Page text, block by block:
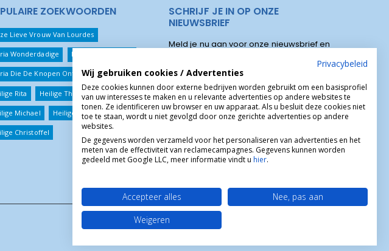
ZOEKWOORDEN
Lieve Vrouw Van Lourdes
Wonderdadige Beschermengelen
Die De Knopen Ontwart Jezus Christus
Rita Heilige Theresia
Michael Heilige Benedictus
Christoffel
SCHRIJF JE IN OP ONZE
NIEUWSBRIEF
Meld je nu aan voor onze nieuwsbrief en
ontvang onze speciale aanbiedingen,
kortingscodes, nieuwe producten :
Privacybeleid
Wij gebruiken cookies / Advertenties
Deze cookies kunnen door externe bedrijven worden gebruikt om een basisprofiel
van uw interesses te maken en u relevante advertenties op andere websites te
tonen. Ze identificeren uw browser en uw apparaat. Als u besluit deze cookies niet
toe te staan, wordt u niet gevolgd door onze gerichte advertenties op andere
websites.
De gegevens worden verzameld voor het personaliseren van advertenties en het
meten van de effectiviteit van reclamecampagnes. Gegevens kunnen worden
gedeeld met Google LLC, meer informatie vindt u hier.
Accepteer alles
Nee, pas aan
Weigeren